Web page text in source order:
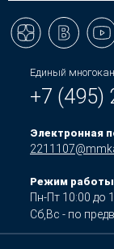
Единый
+7 (495)
Электронная
Режим работы
Пн-Пт 10:00 до
Сб,Вс - по